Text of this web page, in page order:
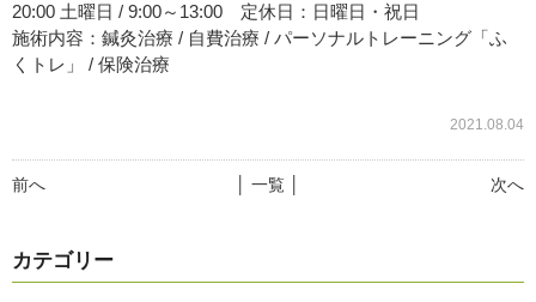
20:00 土曜日 / 9:00～13:00 定休日：日曜日・祝日
施術内容：鍼灸治療 / 自費治療 / パーソナルトレーニング「ふ
くトレ」 / 保険治療
2021.08.04
前へ 次へ
│ 一覧 │
カテゴリー